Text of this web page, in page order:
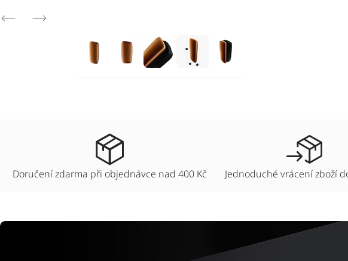
Doručení zdarma při objednávce nad 400 Kč Jednoduché vrácení zboží